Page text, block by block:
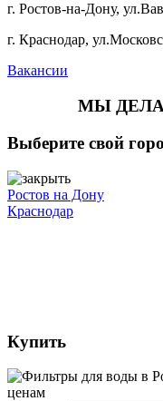
г. Ростов-на-Дону,
г. Краснодар,
Вакансии
МЫ
Выберите свой
Ростов на Дону
Краснодар
Купить